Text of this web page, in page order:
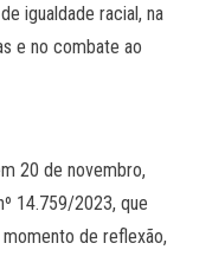
igualdade racial, na
e no combate ao
20 de novembro,
14.759/2023, que
de reflexão,